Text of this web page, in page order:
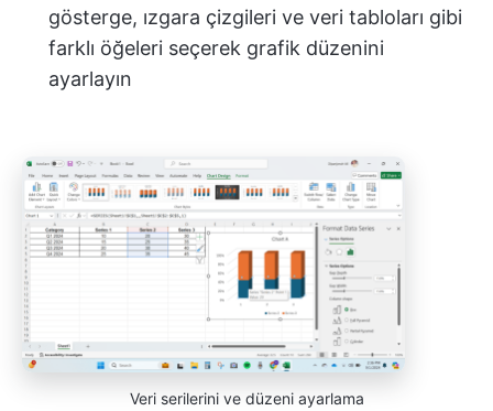
gösterge, ızgara çizgileri ve veri tabloları gibi
farklı öğeleri seçerek grafik düzenini
ayarlayın
Veri serilerini ve düzeni ayarlama